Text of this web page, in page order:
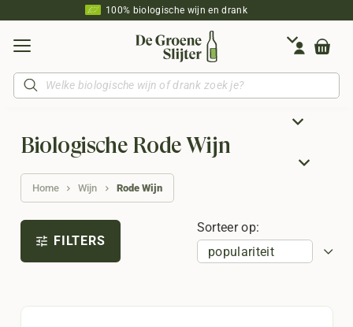
100% biologische wijn en drank
Producten
zoeken
Biologische Rode Wijn
Home Wijn Rode Wijn
tune FILTERS
Sorteer op: